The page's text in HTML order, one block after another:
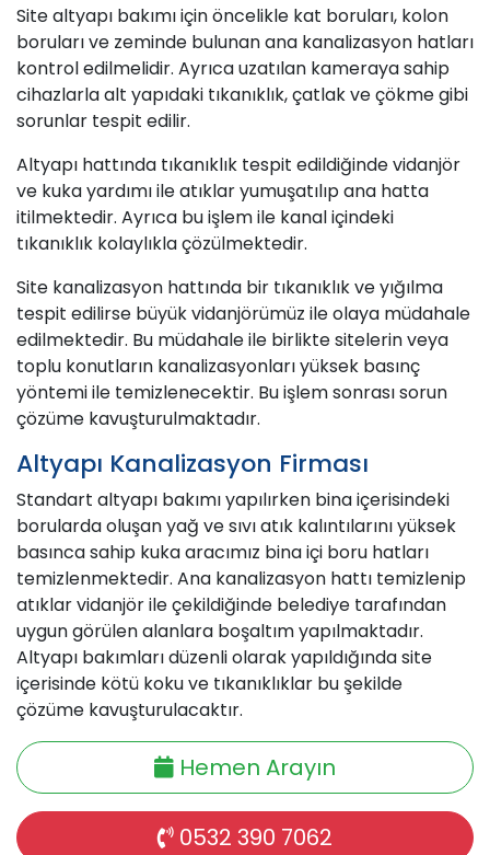
Site altyapı bakımı için öncelikle kat boruları, kolon
boruları ve zeminde bulunan ana kanalizasyon hatları
kontrol edilmelidir. Ayrıca uzatılan kameraya sahip
cihazlarla alt yapıdaki tıkanıklık, çatlak ve çökme gibi
sorunlar tespit edilir.
Altyapı hattında tıkanıklık tespit edildiğinde vidanjör
ve kuka yardımı ile atıklar yumuşatılıp ana hatta
itilmektedir. Ayrıca bu işlem ile kanal içindeki
tıkanıklık kolaylıkla çözülmektedir.
Site kanalizasyon hattında bir tıkanıklık ve yığılma
tespit edilirse büyük vidanjörümüz ile olaya müdahale
edilmektedir. Bu müdahale ile birlikte sitelerin veya
toplu konutların kanalizasyonları yüksek basınç
yöntemi ile temizlenecektir. Bu işlem sonrası sorun
çözüme kavuşturulmaktadır.
Altyapı Kanalizasyon Firması
Standart altyapı bakımı yapılırken bina içerisindeki
borularda oluşan yağ ve sıvı atık kalıntılarını yüksek
basınca sahip kuka aracımız bina içi boru hatları
temizlenmektedir. Ana kanalizasyon hattı temizlenip
atıklar vidanjör ile çekildiğinde belediye tarafından
uygun görülen alanlara boşaltım yapılmaktadır.
Altyapı bakımları düzenli olarak yapıldığında site
içerisinde kötü koku ve tıkanıklıklar bu şekilde
çözüme kavuşturulacaktır.
Hemen Arayın
0532 390 7062